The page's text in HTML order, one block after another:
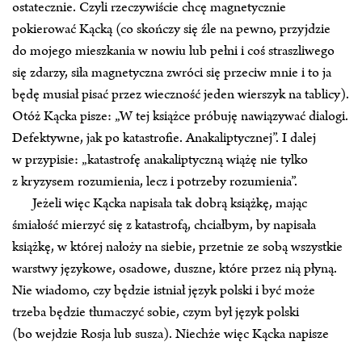
ostatecznie. Czyli rzeczywiście chcę magnetycznie
pokierować Kącką (co skończy się źle na pewno, przyjdzie
do mojego mieszkania w nowiu lub pełni i coś straszliwego
się zdarzy, siła magnetyczna zwróci się przeciw mnie i to ja
będę musiał pisać przez wieczność jeden wierszyk na tablicy).
Otóż Kącka pisze: „W tej książce próbuję nawiązywać dialogi.
Defektywne, jak po katastrofie. Anakaliptycznej”. I dalej
w przypisie: „katastrofę anakaliptyczną wiążę nie tylko
z kryzysem rozumienia, lecz i potrzeby rozumienia”.
Jeżeli więc Kącka napisała tak dobrą książkę, mając
śmiałość mierzyć się z katastrofą, chciałbym, by napisała
książkę, w której nałoży na siebie, przetnie ze sobą wszystkie
warstwy językowe, osadowe, duszne, które przez nią płyną.
Nie wiadomo, czy będzie istniał język polski i być może
trzeba będzie tłumaczyć sobie, czym był język polski
(bo wejdzie Rosja lub susza). Niechże więc Kącka napisze